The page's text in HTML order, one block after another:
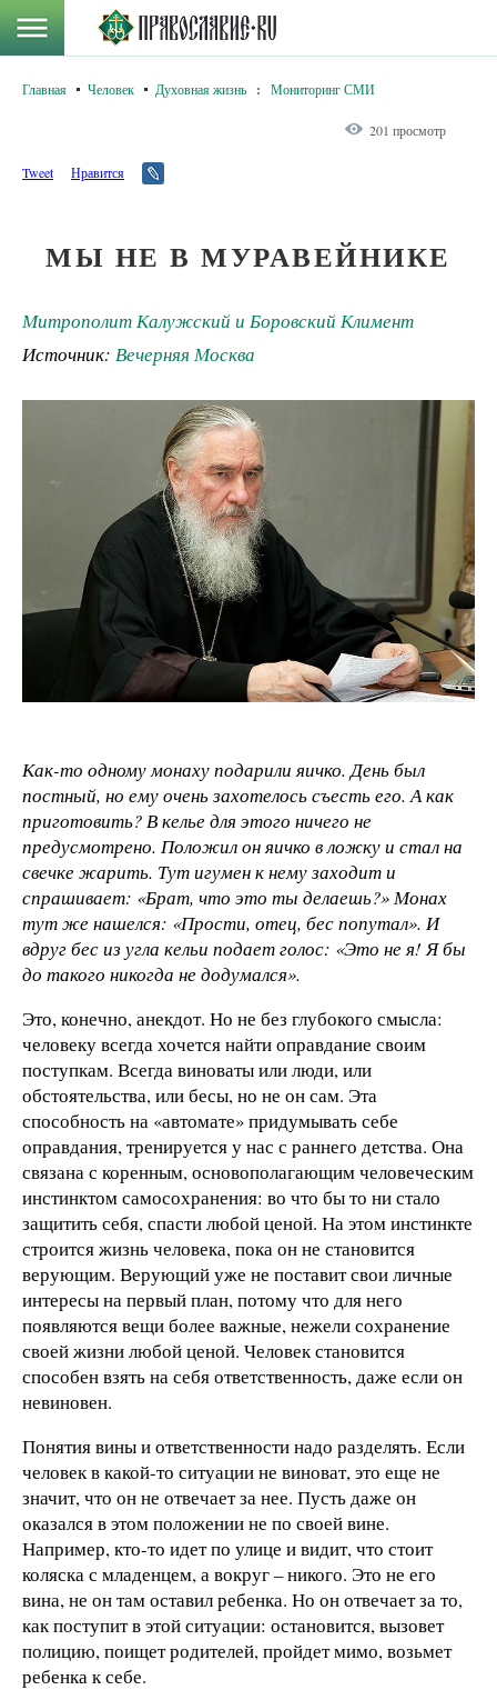
Главная Человек Духовная жизнь : Мониторинг СМИ
201 просмотр
Tweet Нравится
МЫ НЕ В МУРАВЕЙНИКЕ
Митрополит Калужский и Боровский Климент
Источник: Вечерняя Москва
Как-то одному монаху подарили яичко. День был
постный, но ему очень захотелось съесть его. А как
приготовить? В келье для этого ничего не
предусмотрено. Положил он яичко в ложку и стал на
свечке жарить. Тут игумен к нему заходит и
спрашивает: «Брат, что это ты делаешь?» Монах
тут же нашелся: «Прости, отец, бес попутал». И
вдруг бес из угла кельи подает голос: «Это не я! Я бы
до такого никогда не додумался».
Это, конечно, анекдот. Но не без глубокого смысла:
человеку всегда хочется найти оправдание своим
поступкам. Всегда виноваты или люди, или
обстоятельства, или бесы, но не он сам. Эта
способность на «автомате» придумывать себе
оправдания, тренируется у нас с раннего детства. Она
связана с коренным, основополагающим человеческим
инстинктом самосохранения: во что бы то ни стало
защитить себя, спасти любой ценой. На этом инстинкте
строится жизнь человека, пока он не становится
верующим. Верующий уже не поставит свои личные
интересы на первый план, потому что для него
появляются вещи более важные, нежели сохранение
своей жизни любой ценой. Человек становится
способен взять на себя ответственность, даже если он
невиновен.
Понятия вины и ответственности надо разделять. Если
человек в какой-то ситуации не виноват, это еще не
значит, что он не отвечает за нее. Пусть даже он
оказался в этом положении не по своей вине.
Например, кто-то идет по улице и видит, что стоит
коляска с младенцем, а вокруг – никого. Это не его
вина, не он там оставил ребенка. Но он отвечает за то,
как поступит в этой ситуации: остановится, вызовет
полицию, поищет родителей, пройдет мимо, возьмет
ребенка к себе.